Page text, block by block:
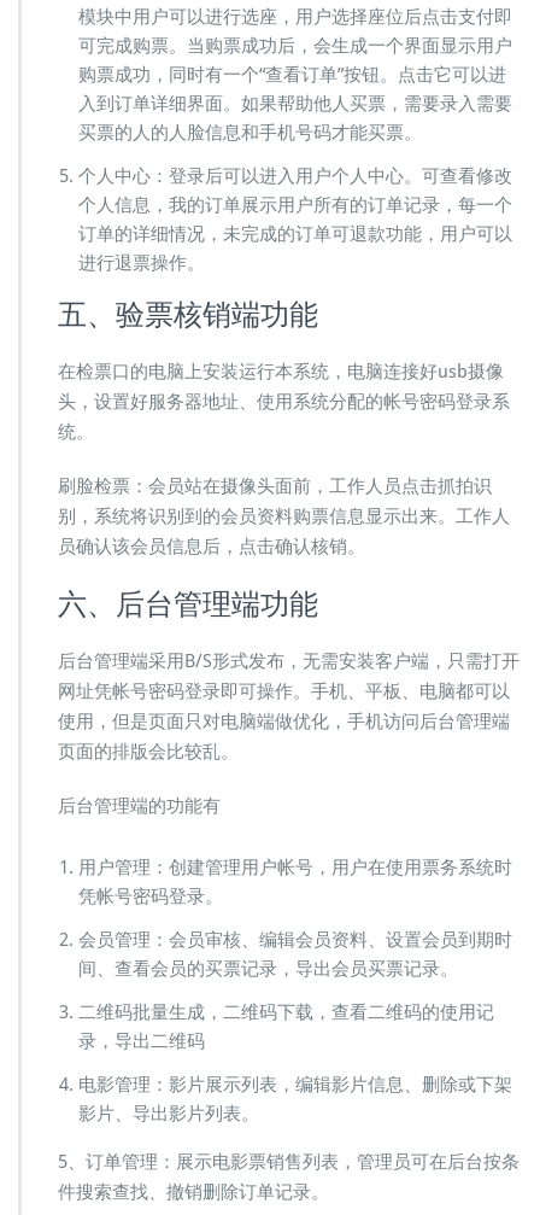
模块中用户可以进行选座，用户选择座位后点击支付即
可完成购票。当购票成功后，会生成一个界面显示用户
购票成功，同时有一个“查看订单”按钮。点击它可以进
入到订单详细界面。如果帮助他人买票，需要录入需要
买票的人的人脸信息和手机号码才能买票。
个人中心：登录后可以进入用户个人中心。可查看修改
个人信息，我的订单展示用户所有的订单记录，每一个
订单的详细情况，未完成的订单可退款功能，用户可以
进行退票操作。
五、验票核销端功能
在检票口的电脑上安装运行本系统，电脑连接好usb摄像
头，设置好服务器地址、使用系统分配的帐号密码登录系
统。
刷脸检票：会员站在摄像头面前，工作人员点击抓拍识
别，系统将识别到的会员资料购票信息显示出来。工作人
员确认该会员信息后，点击确认核销。
六、后台管理端功能
后台管理端采用B/S形式发布，无需安装客户端，只需打开
网址凭帐号密码登录即可操作。手机、平板、电脑都可以
使用，但是页面只对电脑端做优化，手机访问后台管理端
页面的排版会比较乱。
后台管理端的功能有
用户管理：创建管理用户帐号，用户在使用票务系统时
凭帐号密码登录。
会员管理：会员审核、编辑会员资料、设置会员到期时
间、查看会员的买票记录，导出会员买票记录。
二维码批量生成，二维码下载，查看二维码的使用记
录，导出二维码
电影管理：影片展示列表，编辑影片信息、删除或下架
影片、导出影片列表。
5、订单管理：展示电影票销售列表，管理员可在后台按条
件搜索查找、撤销删除订单记录。